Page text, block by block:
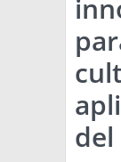
EL
del